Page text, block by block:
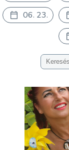
06. 23.